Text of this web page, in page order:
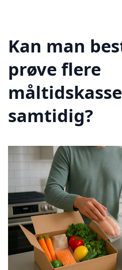
Kan man
prøve flere
samtidig?